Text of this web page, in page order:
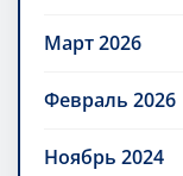
Март 2026
Февраль 2026
Ноябрь 2024